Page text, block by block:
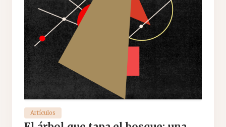
Artículos